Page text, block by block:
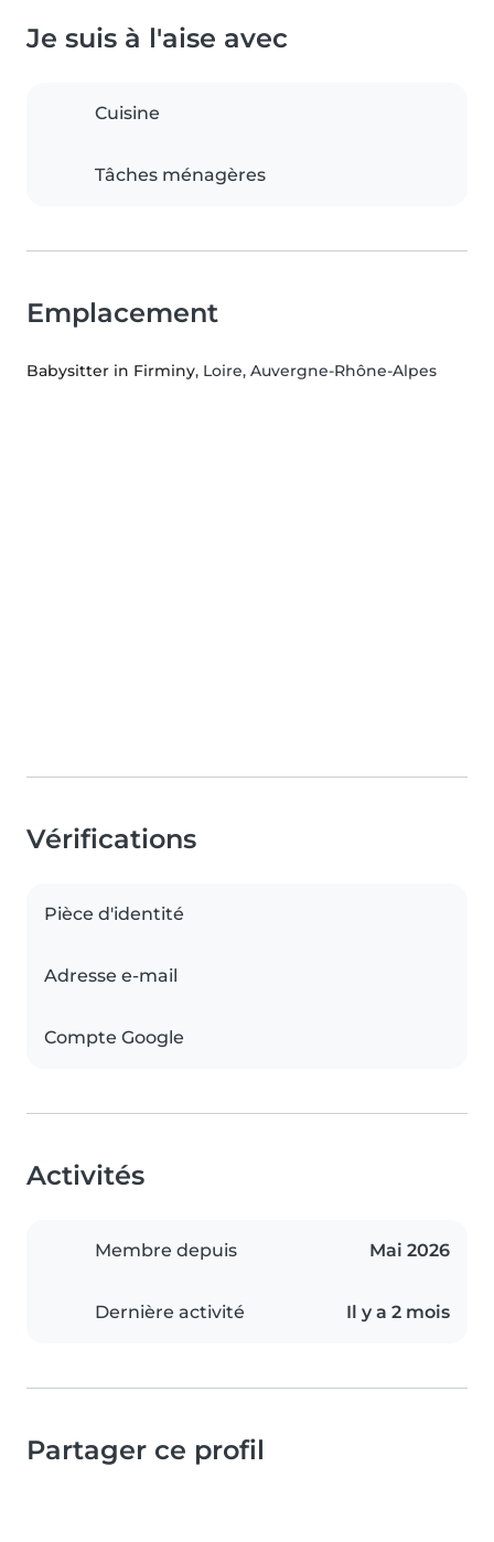
Je suis à l'aise avec
Cuisine
Tâches ménagères
Emplacement
Babysitter in Firminy, Loire, Auvergne-Rhône-Alpes
Vérifications
Pièce d'identité
Adresse e-mail
Compte Google
Activités
Membre depuis Mai 2026
Dernière activité Il y a 2 mois
Partager ce profil